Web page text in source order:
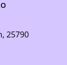
, 25790